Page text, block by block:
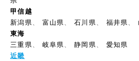
甲信越
新潟県
富山県 、石川県 福井県
東海
三重県
岐阜県 、静岡県
愛知県
近畿